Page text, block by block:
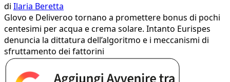
di Ilaria Beretta
Glovo e Deliveroo tornano a promettere bonus di pochi
centesimi per acqua e crema solare. Intanto Eurispes
denuncia la dittatura dell’algoritmo e i meccanismi di
sfruttamento dei fattorini